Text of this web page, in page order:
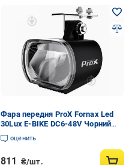
Фара передня ProX Fornax Led
30Lux E-BIKE DC6-48V Чорний
(A-O-B-P-0409)
оценить
811 ₴/шт.